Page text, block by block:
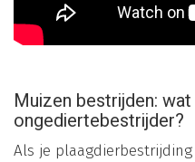
Muizen bestrijden:
ongediertebestrijder?
Als je